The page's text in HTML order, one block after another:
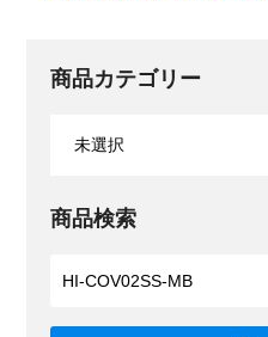
商品カテゴリー
商品検索